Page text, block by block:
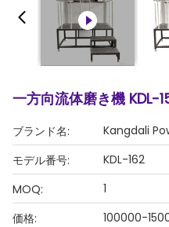
一方向流体磨き機 KDL-
ブランド名:
Kangdali
モデル番号:
KDL-162
MOQ:
1
価格:
100000-